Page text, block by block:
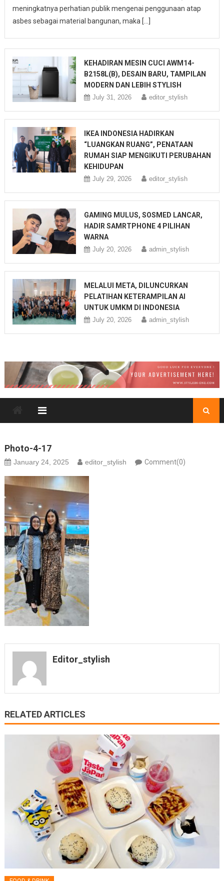
meningkatnya perhatian publik mengenai penggunaan atap
asbes sebagai material bangunan, maka […]
KEHADIRAN MESIN CUCI AWM14-
B2158L(B), DESAIN BARU, TAMPILAN
MODERN DAN LEBIH STYLISH
July 31, 2026 editor_stylish
IKEA INDONESIA HADIRKAN
“LUANGKAN RUANG”, PENATAAN
RUMAH SIAP MENGIKUTI PERUBAHAN
KEHIDUPAN
July 29, 2026 editor_stylish
GAMING MULUS, SOSMED LANCAR,
HADIR SAMRTPHONE 4 PILIHAN
WARNA
July 20, 2026 admin_stylish
MELALUI META, DILUNCURKAN
PELATIHAN KETERAMPILAN AI
UNTUK UMKM DI INDONESIA
July 20, 2026 admin_stylish
Photo-4-17
January 24, 2025 editor_stylish Comment(0)
Editor_stylish
RELATED ARTICLES